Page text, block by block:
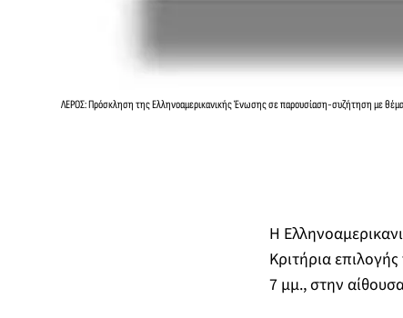
ΛΕΡΟΣ: Πρόσκληση της Ελληνοαμερικανικής Ένωσης σε παρουσίαση-συζήτηση με
Η
Κριτήρια
7 μμ., στην